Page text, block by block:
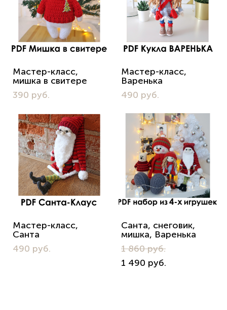
Мастер-класс,
мишка в свитере
390 pуб.
Мастер-класс,
Варенька
490 pуб.
Мастер-класс,
Санта
490 pуб.
Санта, снеговик,
мишка, Варенька
1 860 pуб.
1 490 pуб.